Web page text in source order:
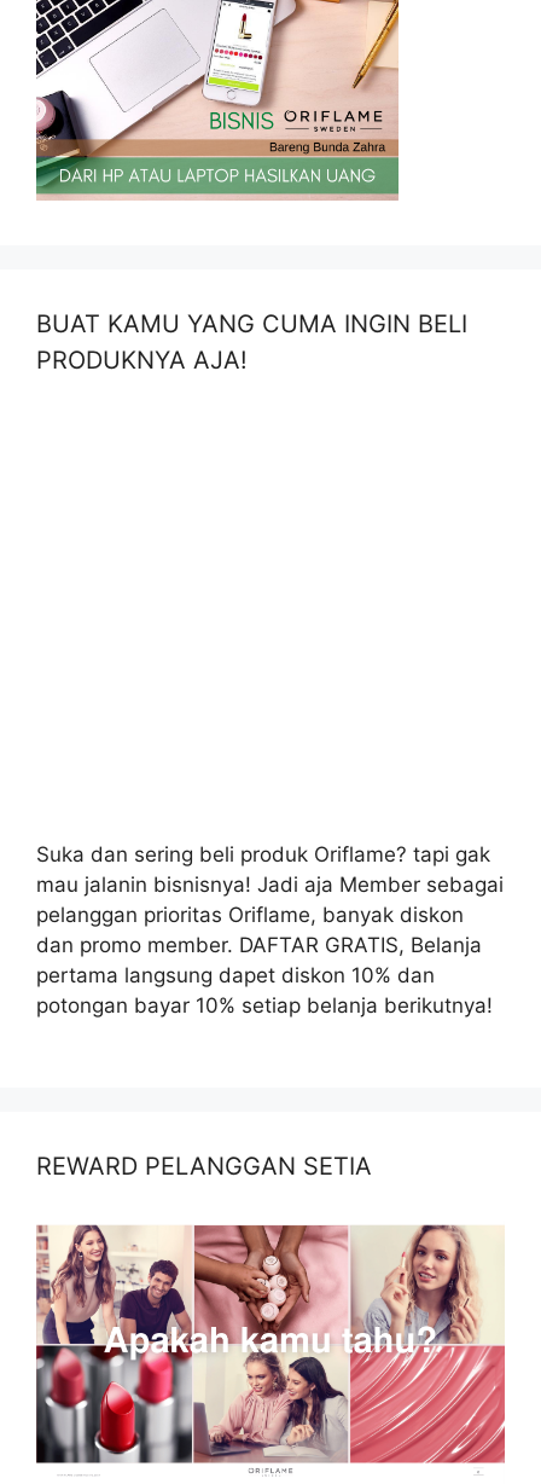
BUAT KAMU YANG CUMA INGIN BELI
PRODUKNYA AJA!
Suka dan sering beli produk Oriflame? tapi gak
mau jalanin bisnisnya! Jadi aja Member sebagai
pelanggan prioritas Oriflame, banyak diskon
dan promo member. DAFTAR GRATIS, Belanja
pertama langsung dapet diskon 10% dan
potongan bayar 10% setiap belanja berikutnya!
REWARD PELANGGAN SETIA